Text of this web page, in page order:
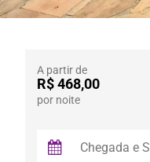
A partir de
R$ 468,00
por noite